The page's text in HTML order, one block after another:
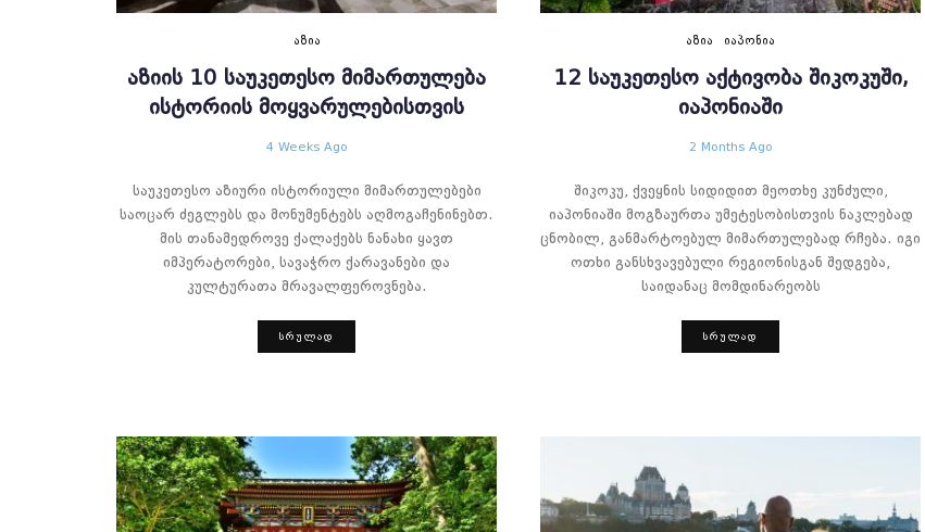
ᲐᲖᲘᲐ
ᲐᲖᲘᲘᲡ 10 ᲡᲐᲣᲙᲔᲗᲔᲡᲝ ᲛᲘᲛᲐᲠᲗᲣᲚᲔᲑᲐ
ᲘᲡᲢᲝᲠᲘᲘᲡ ᲛᲝᲧᲕᲐᲠᲣᲚᲔᲑᲘᲡᲗᲕᲘᲡ
4 Weeks Ago
საუკეთესო აზიური ისტორიული მიმართულებები
საოცარ ძეგლებს და მონუმენტებს აღმოგაჩენინებთ.
მის თანამედროვე ქალაქებს ნანახი ყავთ
იმპერატორები, სავაჭრო ქარავანები და
კულტურათა მრავალფეროვნება.
ᲡᲠᲣᲚᲐᲓ
ᲐᲖᲘᲐ ᲘᲐᲞᲝᲜᲘᲐ
12 ᲡᲐᲣᲙᲔᲗᲔᲡᲝ ᲐᲥᲢᲘᲕᲝᲑᲐ ᲨᲘᲙᲝᲙᲣᲨᲘ,
ᲘᲐᲞᲝᲜᲘᲐᲨᲘ
2 Months Ago
შიკოკუ, ქვეყნის სიდიდით მეოთხე კუნძული,
იაპონიაში მოგზაურთა უმეტესობისთვის ნაკლებად
ცნობილ, განმარტოებულ მიმართულებად რჩება. იგი
ოთხი განსხვავებული რეგიონისგან შედგება,
საიდანაც მომდინარეობს
ᲡᲠᲣᲚᲐᲓ